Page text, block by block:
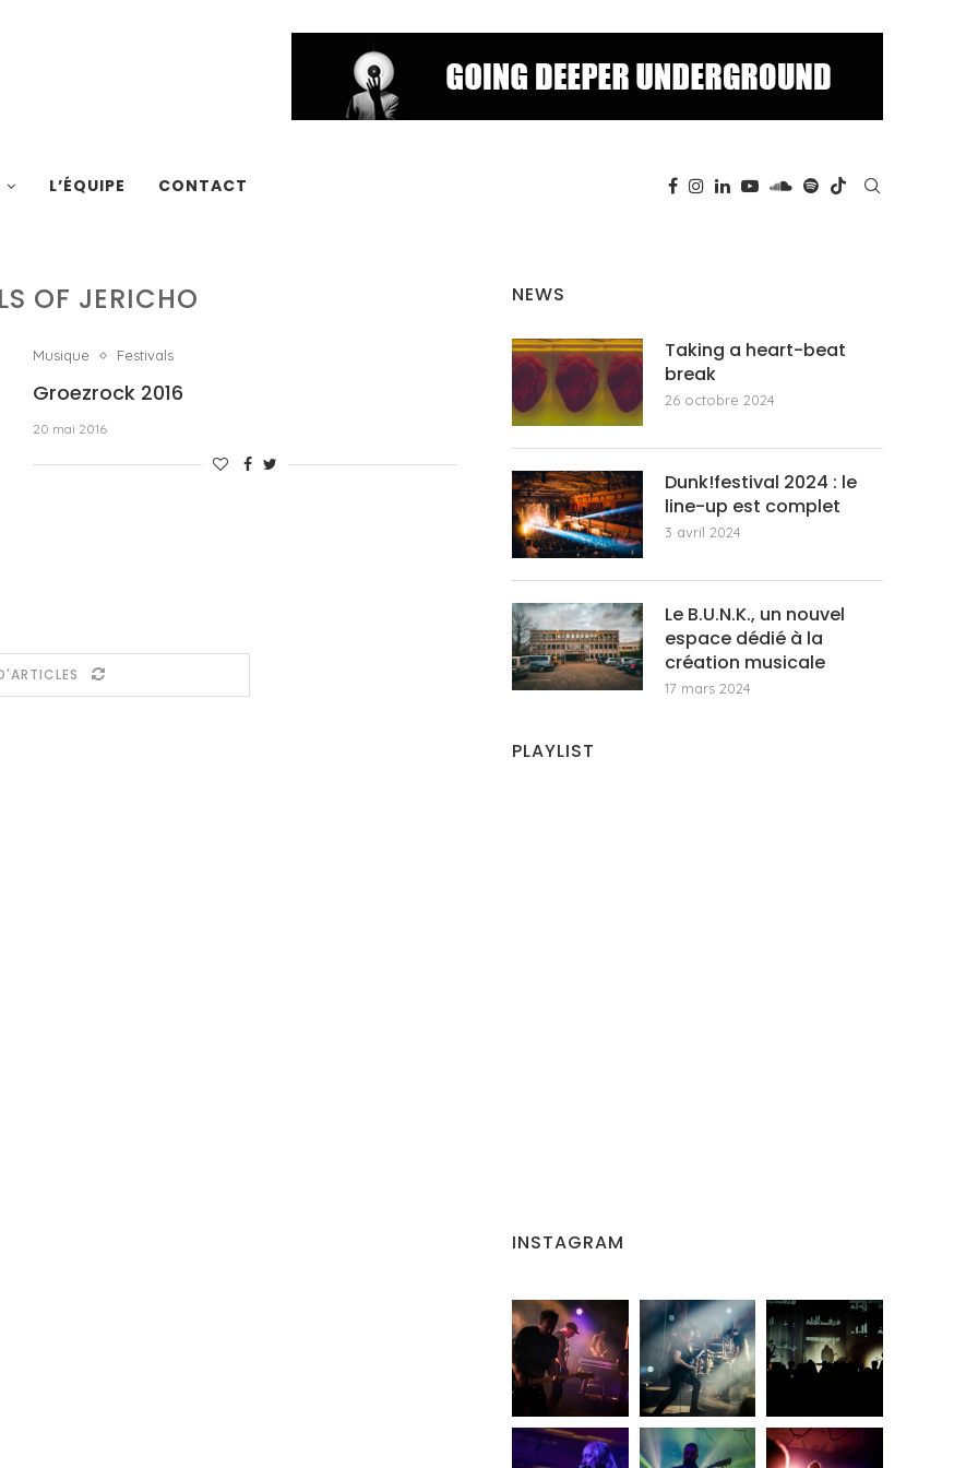
L’ÉQUIPE CONTACT
OF JERICHO
Musique Festivals
Groezrock 2016
20 mai 2016
NEWS
Taking a heart-beat
break
26 octobre 2024
Dunk!festival 2024 : le
line-up est complet
3 avril 2024
Le B.U.N.K., un nouvel
espace dédié à la
création musicale
17 mars 2024
PLAYLIST
INSTAGRAM